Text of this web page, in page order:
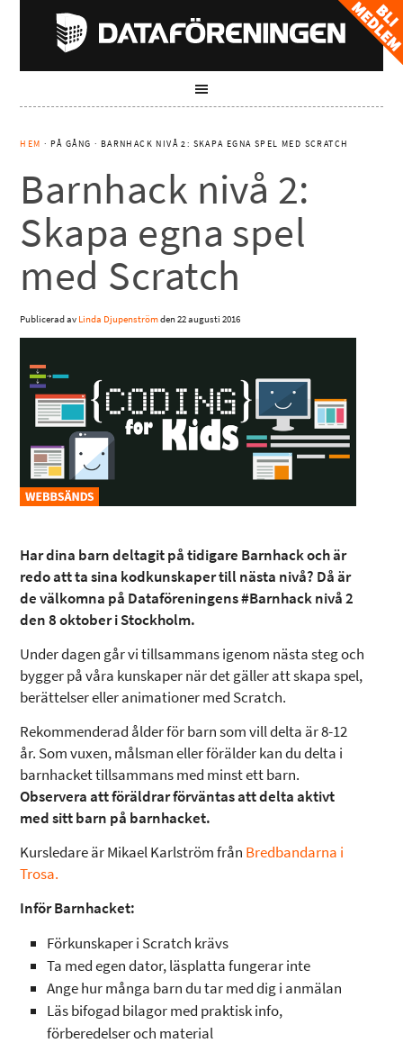
HEM · PÅ GÅNG · BARNHACK NIVÅ 2: SKAPA EGNA SPEL MED SCRATCH
Barnhack nivå 2:
Skapa egna spel
med Scratch
Publicerad av Linda Djupenströmden22 augusti 2016
Har dina barn deltagit på tidigare Barnhack och är
redo att ta sina kodkunskaper till nästa nivå? Då är
de välkomna på Dataföreningens #Barnhack nivå 2
den 8 oktober i Stockholm.
Under dagen går vi tillsammans igenom nästa steg och
bygger på våra kunskaper när det gäller att skapa spel,
berättelser eller animationer med Scratch.
Rekommenderad ålder för barn som vill delta är 8-12
år. Som vuxen, målsman eller förälder kan du delta i
barnhacket tillsammans med minst ett barn.
Observera att föräldrar förväntas att delta aktivt
med sitt barn på barnhacket.
Kursledare är Mikael Karlström från Bredbandarna i
Trosa.
Inför Barnhacket:
Förkunskaper i Scratch krävs
Ta med egen dator, läsplatta fungerar inte
Ange hur många barn du tar med dig i anmälan
Läs bifogad bilagor med praktisk info,
förberedelser och material